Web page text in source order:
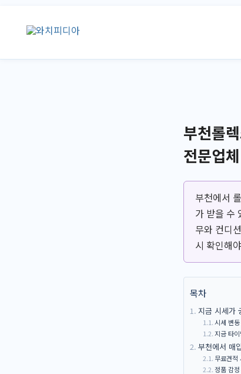
로
부천롤
전문업
부천에서
가 받을 수
무와 컨디
시 확인해
목차
지금 시세가
시세 변
지금 타
부천에서 매
무료견적
정품 감